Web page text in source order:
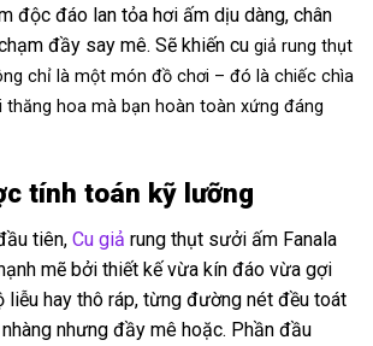
độc đáo lan tỏa hơi ấm dịu dàng, chân
đầy say mê. Sẽ khiến cu giả rung thụt
chỉ là một món đồ chơi – đó là chiếc chìa
thăng hoa mà bạn hoàn toàn xứng đáng
tính toán kỹ lưỡng
tiên, Cu giả rung thụt sưởi ấm Fanala
mẽ bởi thiết kế vừa kín đáo vừa gợi
liễu hay thô ráp, từng đường nét đều toát
nhưng đầy mê hoặc. Phần đầu